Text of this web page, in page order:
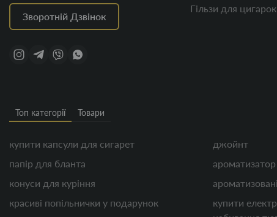
Зворотній Дзвінок
Гільзи для цигарок
Топ категорії Товари
купити капсули для сигарет
папір для бланта
конуси для куріння
красиві попільнички у подарунок
джойнт
купити